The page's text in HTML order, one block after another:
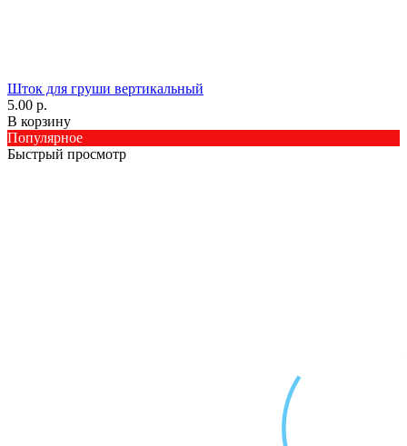
Шток для груши вертикальный
5.00 р.
В корзину
Популярное
Быстрый просмотр